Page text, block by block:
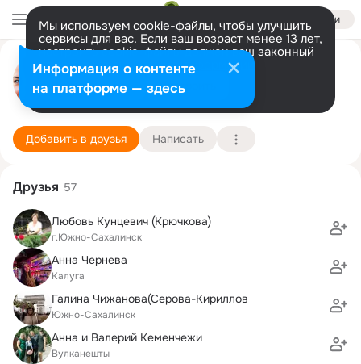
Войти
Мы используем cookie-файлы, чтобы улучшить
сервисы для вас. Если ваш возраст менее 13 лет,
настроить cookie-файлы должен ваш законный
представитель. Больше информации
Разрешить все Настроить
Лена Карпова
С-Петербург
Подробнее
Добавить в друзья Написать
Друзья 57
Любовь Кунцевич (Крючкова)
г.Южно-Сахалинск
Анна Чернева
Калуга
Галина Чижанова(Серова-Кириллов
Южно-Сахалинск
Анна и Валерий Кеменчежи
Вулканешты
Информация о контенте
на платформе — здесь